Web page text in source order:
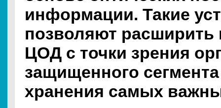
информации. Такие
позволяют расширить
ЦОД с точки зрения
защищенного
хранения самых